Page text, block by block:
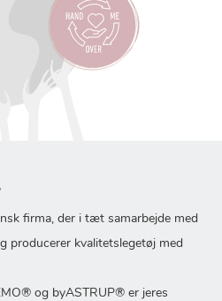
firma, der i tæt samarbejde med
producerer kvalitetslegetøj med
og byASTRUP® er jeres